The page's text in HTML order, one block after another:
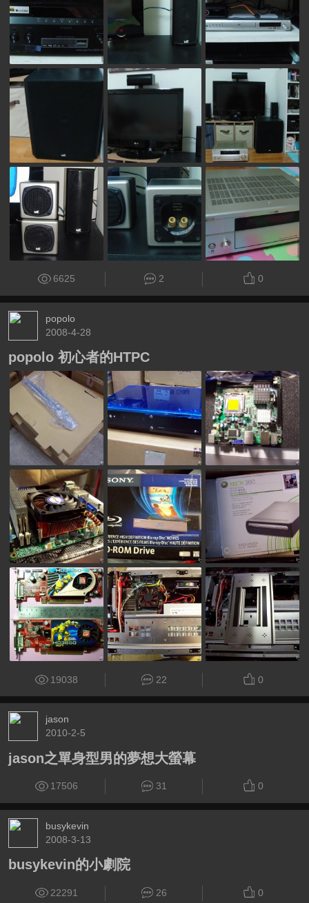
6625 2 0
popolo
2008-4-28
popolo 初心者的HTPC
19038 22 0
jason
2010-2-5
jason之單身型男的夢想大螢幕
17506 31 0
busykevin
2008-3-13
busykevin的小劇院
22291 26 0